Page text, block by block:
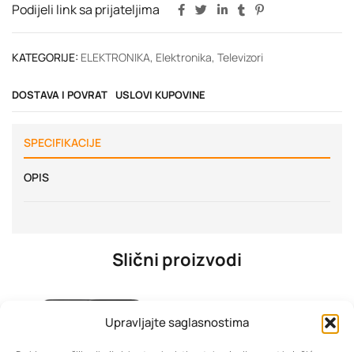
Upravljajte saglasnostima
Podijeli link sa prijateljima
KATEGORIJE: ELEKTRONIKA, Elektronika, Televizori
DOSTAVA I POVRAT USLOVI KUPOVINE
SPECIFIKACIJE
OPIS
Slični proizvodi